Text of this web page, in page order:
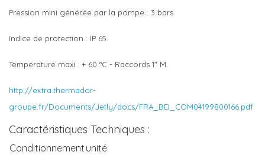
Pression mini générée par la pompe : 3 bars.
Indice de protection : IP 65.
Température maxi : + 60 °C - Raccords 1" M.
http://extra.thermador-
groupe.fr/Documents/Jetly/docs/FRA_BD_COM04199800166.pdf
Caractéristiques Techniques :
Conditionnement unité